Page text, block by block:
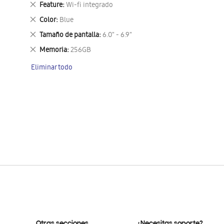
Feature Wi-fi integrado
Eliminar
este
artículo
Color Blue
Eliminar
este
artículo
Tamaño de pantalla 6.0" - 6.9"
Eliminar
este
artículo
Memoria 256GB
Eliminar
artículo
Eliminar todo